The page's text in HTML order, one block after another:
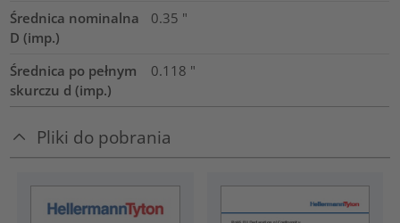
Średnica nominalna
D (imp.)
0.35 "
Średnica po pełnym
skurczu d (imp.)
0.118 "
Pliki do pobrania